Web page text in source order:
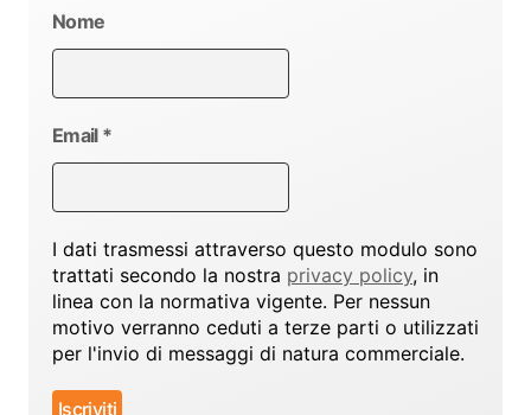
Nome
Email *
I dati trasmessi attraverso questo modulo sono
trattati secondo la nostra privacy policy, in
linea con la normativa vigente. Per nessun
motivo verranno ceduti a terze parti o utilizzati
per l'invio di messaggi di natura commerciale.